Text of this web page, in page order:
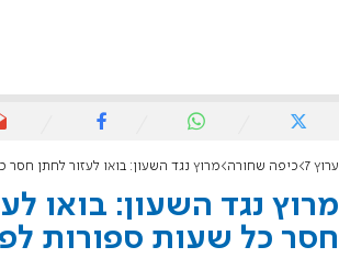
ערוץ 7 כיפה שחורה מרוץ נגד השעון: בואו לעזור לחתן חסר כל שעות
מרוץ נגד השעון: בואו
חסר כל שעות ספורות